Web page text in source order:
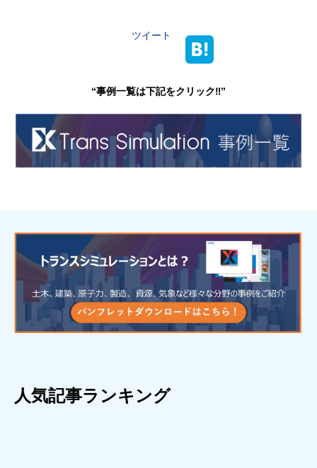
ツイート
“事例一覧は下記をクリック‼”
人気記事ランキング